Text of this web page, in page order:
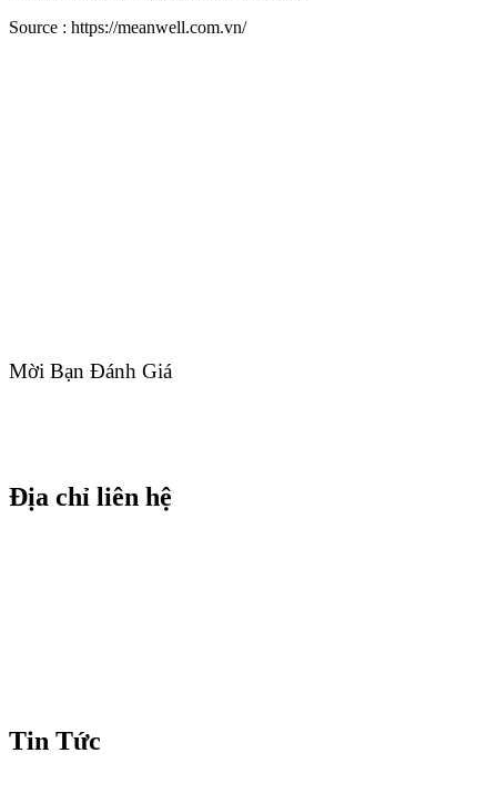
Source : https://meanwell.com.vn/
Mời Bạn Đánh Giá
Địa chỉ liên hệ
Tin Tức